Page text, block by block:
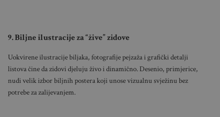
9. Biljne ilustracije za “žive” zidove
Uokvirene ilustracije biljaka, fotografije pejzaža i grafički detalji
listova čine da zidovi djeluju živo i dinamično. Desenio, primjerice,
nudi velik izbor biljnih postera koji unose vizualnu svježinu bez
potrebe za zalijevanjem.